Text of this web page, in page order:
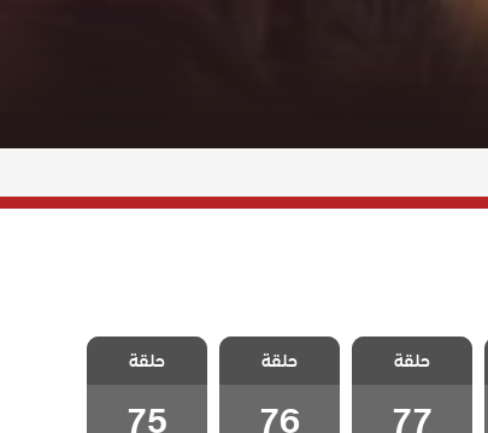
مسلسل علمني
كيف احب مدبلج
الحلقة 77
حلقة
77
مسلسل علمني
كيف احب مدبلج
الحلقة 76
حلقة
76
مسلسل علمني
كيف احب مدبلج
الحلقة 75
حلقة
75